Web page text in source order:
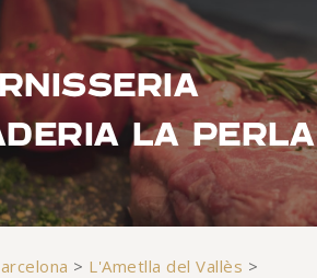
LA PERLA
> L'Ametlla del Vallès >